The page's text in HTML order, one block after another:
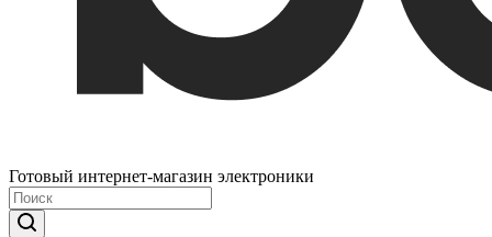
Готовый интернет-магазин электроники